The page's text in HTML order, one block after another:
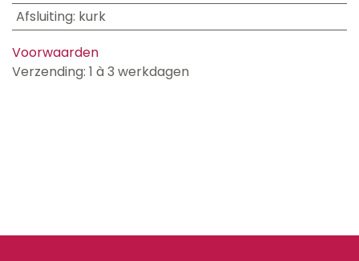
Afsluiting: kurk
Voorwaarden
Verzending: 1 à 3 werkdagen